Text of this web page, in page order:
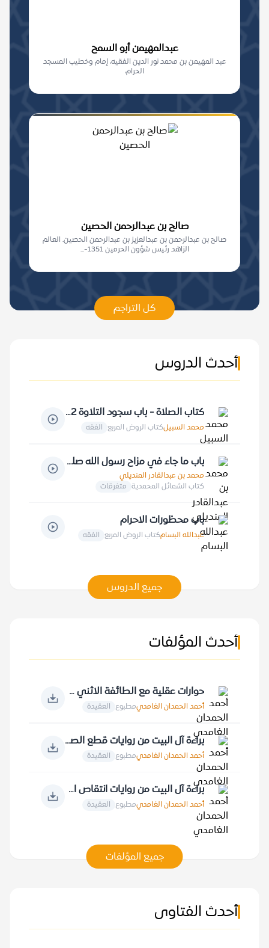
عبدالمهيمن أبو السمح
عبد المهيمن بن محمد نور الدين الفقيه، إمام وخطيب المسجد
الحرام،
صالح بن عبدالرحمن الحصين
صالح بن عبدالرحمن بن عبدالعزيز بن عبدالرحمن الحصين. العالم
الزاهد رئيس شؤون الحرمين 1351-...
كل التراجم
أحدث الدروس
كتاب الصلاة - باب سجود التلاوة 2-5-1413 هـ
محمد السبيلكتاب الروض المربع الفقه
باب ما جاء في مزاح رسول الله صلى الله عليه وسلم 19-9-1413 هـ
محمد بن عبدالقادر المنديلي
كتاب الشمائل المحمدية متفرقات
باب محظورات الاحرام
عبدالله البسامكتاب الروض المربع الفقه
جميع الدروس
أحدث المؤلفات
حوارات عقلية مع الطائفة الاثني عشرية في الأصول
أحمد الحمدان الغامديمطبوع العقيدة
براءة آل البيت من روايات قطع الصلة بالأمة الإسلامية
أحمد الحمدان الغامديمطبوع العقيدة
براءة آل البيت من روايات انتقاص الأنبياء والملائكة... ونتقاص أمير المؤمنين علي
أحمد الحمدان الغامديمطبوع العقيدة
جميع المؤلفات
أحدث الفتاوى